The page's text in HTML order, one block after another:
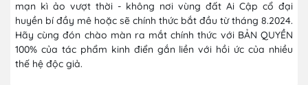
mạn kì ảo vượt thời - không nơi vùng đất Ai Cập cổ đại
huyền bí đầy mê hoặc sẽ chính thức bắt đầu từ tháng 8.2024.
Hãy cùng đón chào màn ra mắt chính thức với BẢN QUYỀN
100% của tác phẩm kinh điển gắn liền với hồi ức của nhiều
thế hệ độc giả.